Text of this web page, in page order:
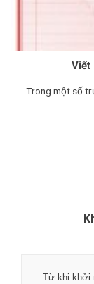
Viết
Trong một số
Từ khi khởi